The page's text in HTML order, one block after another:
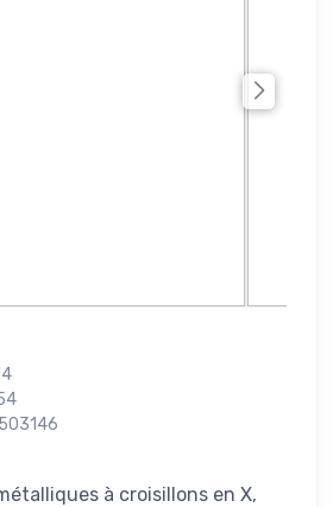
à croisillons en X,